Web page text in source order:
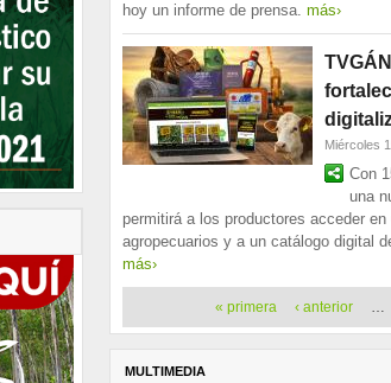
hoy un informe de prensa. más›
Miércoles
Con
una
permitirá a los productores acceder
agropecuarios y a un catálogo digital
más›
Páginas « primera ‹ anterior …
MULTIMEDIA